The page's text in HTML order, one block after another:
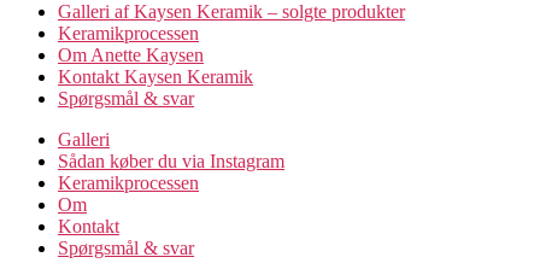
Galleri af Kaysen Keramik – solgte produkter
Keramikprocessen
Om Anette Kaysen
Kontakt Kaysen Keramik
Spørgsmål & svar
Galleri
Sådan køber du via Instagram
Keramikprocessen
Om
Kontakt
Spørgsmål & svar